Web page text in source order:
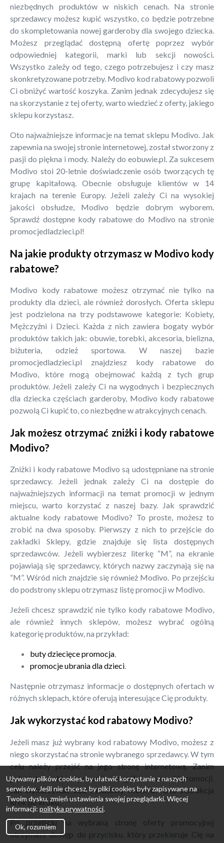
niezbędnych produktów w niskich cenach. Na stronie
sprzedawcy możesz kupić wszystko, co będzie potrzebne
do skompletowania nowej garderoby dla swojego dziecka.
Możesz przeglądać dostępną ofertę poprzez wybór
odpowiedniej kategorii, marki lub sekcji nowości.
Wszystko zależy od tego, czego potrzebujesz i czy masz
skonkretyzowane potrzeby. Modivo kod rabatowy pozwoli
Ci obniżyć wartość koszyka. Zanim jednak zdecydujesz się
na skorzystanie z tej oferty, warto wiedzieć z oferty, jakiego
sklepu korzystasz.
Oto najważniejsze informacje na temat sklepu Modivo. Jak
zapewnia na swojej stronie internetowej, został stworzony z
pasji do piękna i mody. Należy do eobuwie.pl. Za sukcesem
Modivo stoi 20-letnie doświadczenie osób tworzących tę
grupę kapitałową. Obecnie obsługuje klientów w 14
krajach na terenie Europy. Jeżeli zależy Ci na wysokiej
jakości obsłudze, Modivo będzie dobrym wyborem.
Sprawdź dostępne kody rabatowe do Modivo na stronie
promocjedladzieci.pl!
Na jakie produkty otrzymasz w Modivo kody
rabatowe?
Modivo kody rabatowe możesz otrzymać nie tylko na
produkty dla dzieci, ale również dorosłych. Oferta sklepu
jest podzielona na trzy podstawowe kategorie: Kobiety,
Mężczyźni i Dzieci. Każda z nich zawiera bogaty wybór
produktów takich jak: obuwie, torebki, akcesoria, bielizna,
biżuteria, odzież sportowa. W naszej bazie
promocjedladzieci.pl znajdziesz kody rabatowe do
Modivo, które mogą obejmować każdą z tych grup
produktów. Jeżeli zależy Ci na wygodnych i bezpiecznych
dla dziecka częściach garderoby, Modivo kody rabatowe
pozwolą Ci kupić to, co niezbędne w atrakcyjnych cenach.
Jak możesz otrzymać zniżki i kody rabatowe
Modivo?
Zniżki i kody rabatowe Modivo są udostępniane na stronie
sprzedawcy. Jeżeli jednak zależy Ci na dostępie do
najważniejszych informacji na temat promocji w jednym
miejscu, warto korzystać z naszej bazy. Jak sprawdzić
aktualne kody rabatowe Modivo? To proste, możesz to
zrobić na dwa sposoby. Pierwszy z nich to przejście do
zakładki Sklepy, gdzie znajduje się lista dostępnych
sprzedawców. Jeżeli wybierzesz literkę “M”, na ekranie
pojawiają się sprzedawcy, których nazwy zaczynają się na
“M”. Wśród nich znajdzie się również Modivo. Po przejściu
do podstrony sklepu otrzymasz listę promocji w Modivo.
Jeżeli chcesz sprawdzić nie tylko kody rabatowe Modivo,
ale również innych sklepów, możesz wybrać ogólną
kategorię produktów, na przykład:
buty dziecięce promocja,
promocje ubrania dla dzieci.
Następnie otrzymasz informacje o dostępnych ofertach w
różnych sklepach, które oferują interesujące Cię produkty.
Jak wykorzystać kod rabatowy Modivo?
Jeżeli masz już wybrany kod rabatowy Modivo, możesz z
niego skorzystać na stronie wybranego sprzedawcy. W tym
celu należy przejść na jego stronę internetową. Zanim
jednak to zrobisz, sprawdź szczegółowe warunki promocji.
Jak wykorzystać kod rabatowy Modivo? Oto instrukcja
krok po kroku.
Po przejściu na wybraną stronę oferty promocyjnej
otrzymasz dostęp do przycisku, który przekieruje Cię na
Używamy plików cookies, by ułatwić korzystanie z naszych
serwisów. Jeśli nie chcesz, by pliki cookies były zapisywane na
Twoim dysku, zmień ustawienia swojej przeglądarki. Więcej
informacji: polityka prywatności.
Ok, rozumiem